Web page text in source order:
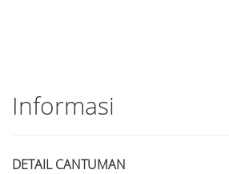
Informasi
DETAIL CANTUMAN